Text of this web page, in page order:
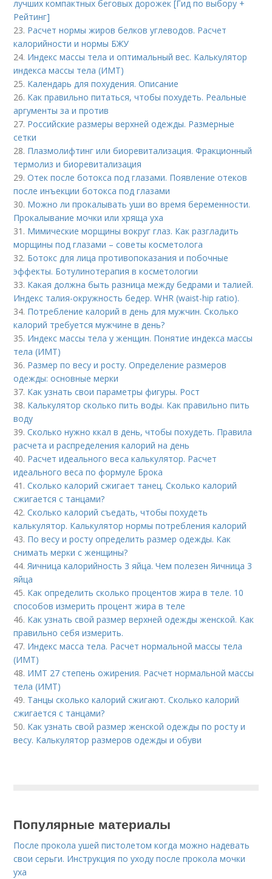
лучших компактных беговых дорожек [Гид по выбору +
Рейтинг]
23. Расчет нормы жиров белков углеводов. Расчет
калорийности и нормы БЖУ
24. Индекс массы тела и оптимальный вес. Калькулятор
индекса массы тела (ИМТ)
25. Календарь для похудения. Описание
26. Как правильно питаться, чтобы похудеть. Реальные
аргументы за и против
27. Российские размеры верхней одежды. Размерные
сетки
28. Плазмолифтинг или биоревитализация. Фракционный
термолиз и биоревитализация
29.Отек после ботокса под глазами. Появление отеков
после инъекции ботокса под глазами
30. Можно ли прокалывать уши во время беременности.
Прокалывание мочки или хряща уха
31. Мимические морщины вокруг глаз. Как разгладить
морщины под глазами – советы косметолога
32. Ботокс для лица противопоказания и побочные
эффекты. Ботулинотерапия в косметологии
33. Какая должна быть разница между бедрами и талией.
Индекс талия-окружность бедер. WHR (waist-hip ratio).
34. Потребление калорий в день для мужчин. Сколько
калорий требуется мужчине в день?
35. Индекс массы тела у женщин. Понятие индекса массы
тела (ИМТ)
36. Размер по весу и росту. Определение размеров
одежды: основные мерки
37. Как узнать свои параметры фигуры. Рост
38. Калькулятор сколько пить воды. Как правильно пить
воду
39.Сколько нужно ккал в день, чтобы похудеть. Правила
расчета и распределения калорий на день
40. Расчет идеального веса калькулятор. Расчет
идеального веса по формуле Брока
41.Сколько калорий сжигает танец. Сколько калорий
сжигается с танцами?
42.Сколько калорий съедать, чтобы похудеть
калькулятор. Калькулятор нормы потребления калорий
43. По весу и росту определить размер одежды. Как
снимать мерки с женщины?
44.Яичница калорийность 3 яйца. Чем полезен Яичница 3
яйца
45. Как определить сколько процентов жира в теле. 10
способов измерить процент жира в теле
46. Как узнать свой размер верхней одежды женской. Как
правильно себя измерить.
47. Индекс масса тела. Расчет нормальной массы тела
(ИМТ)
48. ИМТ 27 степень ожирения. Расчет нормальной массы
тела (ИМТ)
49. Танцы сколько калорий сжигают. Сколько калорий
сжигается с танцами?
50. Как узнать свой размер женской одежды по росту и
весу. Калькулятор размеров одежды и обуви
Популярные материалы
После прокола ушей пистолетом когда можно надевать
свои серьги. Инструкция по уходу после прокола мочки
уха